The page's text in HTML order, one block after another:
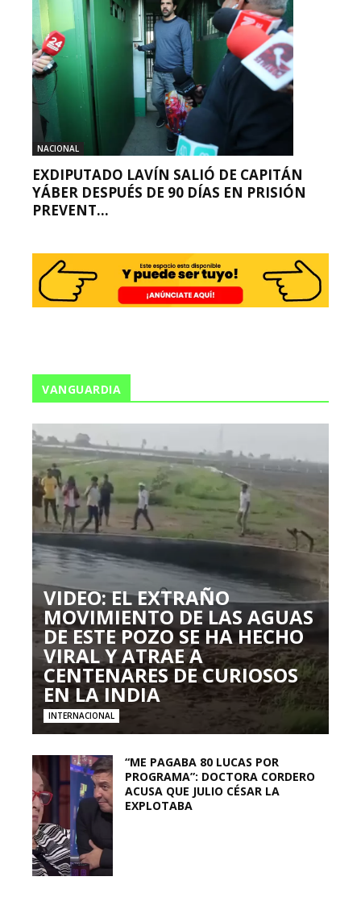
NACIONAL
EXDIPUTADO LAVÍN SALIÓ DE CAPITÁN
YÁBER DESPUÉS DE 90 DÍAS EN PRISIÓN
PREVENT...
VANGUARDIA
VIDEO: EL EXTRAÑO
MOVIMIENTO DE LAS AGUAS
DE ESTE POZO SE HA HECHO
VIRAL Y ATRAE A
CENTENARES DE CURIOSOS
EN LA INDIA
INTERNACIONAL
“ME PAGABA 80 LUCAS POR
PROGRAMA”: DOCTORA CORDERO
ACUSA QUE JULIO CÉSAR LA
EXPLOTABA